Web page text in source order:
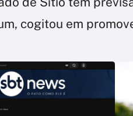
cogitou em